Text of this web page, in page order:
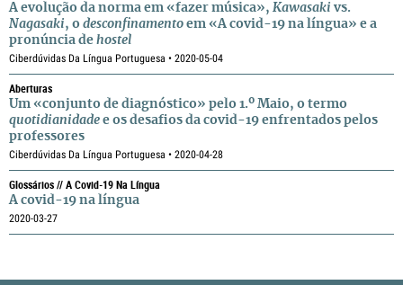
A evolução da norma em «fazer música», Kawasaki vs.
Nagasaki, o desconfinamento em «A covid-19 na língua» e a
pronúncia de hostel
Ciberdúvidas Da Língua Portuguesa • 2020-05-04
Aberturas
Um «conjunto de diagnóstico» pelo 1.º Maio, o termo
quotidianidade e os desafios da covid-19 enfrentados pelos
professores
Ciberdúvidas Da Língua Portuguesa • 2020-04-28
Glossários // A Covid-19 Na Língua
A covid-19 na língua
2020-03-27